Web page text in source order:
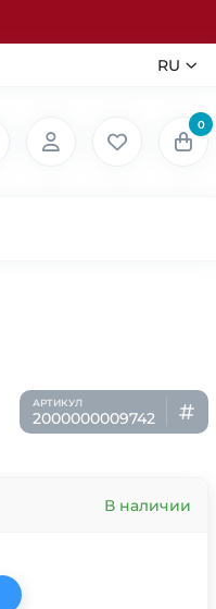
RU
0
2000000009742
В наличии